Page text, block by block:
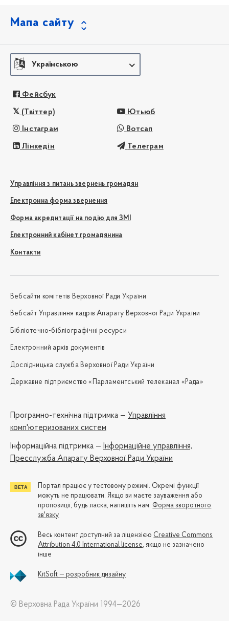
Мапа сайту
Українською
Фейсбук
(Твіттер) Ютьюб
Інстаграм Вотсап
Лінкедін Телеграм
Управління з питань звернень громадян
Електронна форма звернення
Форма акредитації на подію для ЗМІ
Електронний кабінет громадянина
Контакти
Вебсайти комітетів Верховної Ради України
Вебсайт Управління кадрів Апарату Верховної Ради України
Бібліотечно-бібліографічні ресурси
Електронний архів документів
Дослідницька служба Верховної Ради України
Державне підприємство «Парламентський телеканал «Рада»
Програмно-технічна підтримка — Управління
комп'ютеризованих систем
Iнформаційна підтримка — Інформаційне управління,
Пресслужба Апарату Верховної Ради України
Портал працює у тестовому режимі. Окремі функції
можуть не працювати. Якщо ви маєте зауваження або
пропозиції, будь ласка, напишіть нам: Форма зворотного
зв'язку
Весь контент доступний за ліцензією Creative Commons
Attribution 4.0 International license, якщо не зазначено
інше
KitSoft — розробник дизайну
© Верховна Рада України 1994—2026